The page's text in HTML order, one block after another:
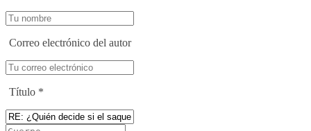
Correo electrónico del autor
Título *